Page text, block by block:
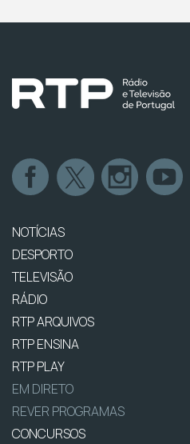
NOTÍCIAS
DESPORTO
TELEVISÃO
RÁDIO
RTP ARQUIVOS
RTP ENSINA
RTP PLAY
EM DIRETO
REVER PROGRAMAS
CONCURSOS